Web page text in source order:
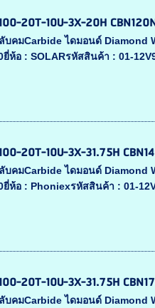
20T-10U-3X-20H
บคมCarbide ไดมอนด์ Diamond
ยี่ห้อ : SOLARรหัสสินค้า : 01-
20T-10U-3X-31.75H
บคมCarbide ไดมอนด์ Diamond
ยี่ห้อ : Phoniexรหัสสินค้า : 01-
20T-10U-3X-31.75H
บคมCarbide ไดมอนด์ Diamond